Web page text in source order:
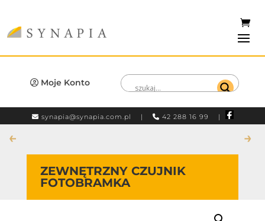
Moje Konto
synapia@synapia.com.pl | 42 288 16 99 |
← →
ZEWNĘTRZNY CZUJNIK
FOTOBRAMKA